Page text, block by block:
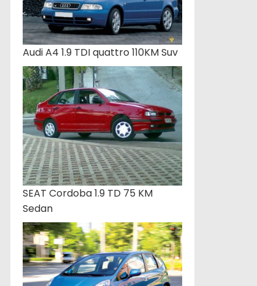
Audi A4 1.9 TDI quattro 110KM Suv
SEAT Cordoba 1.9 TD 75 KM
Sedan